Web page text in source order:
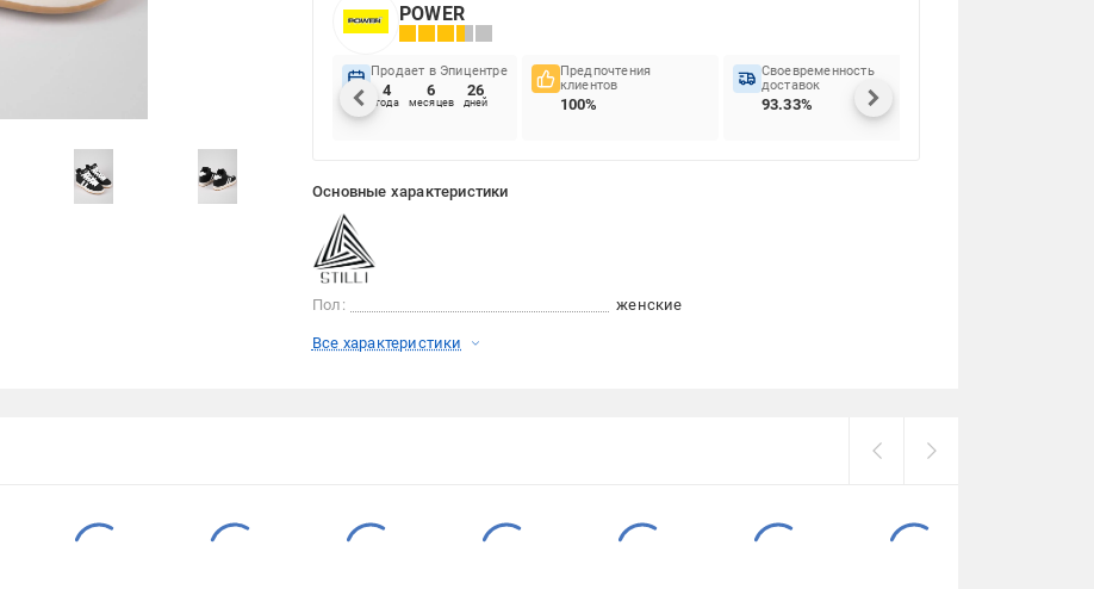
POWER
Продает в Эпицентре
4
года
6
месяцев
26
дней
Предпочтения
клиентов
100%
Своевременность
доставок
93.33%
Основные характеристики
Пол: женские
Все характеристики